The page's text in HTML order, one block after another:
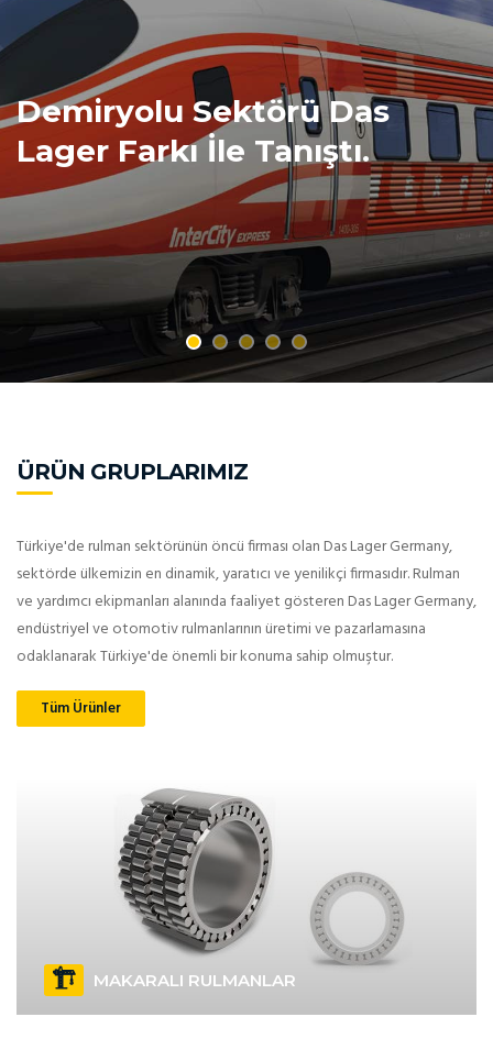
Otomotiv Sektörü Das
Lager Farkı İle Tanıştı.
ÜRÜN GRUPLARIMIZ
Türkiye'de rulman sektörünün öncü firması olan Das Lager Germany,
sektörde ülkemizin en dinamik, yaratıcı ve yenilikçi firmasıdır. Rulman
ve yardımcı ekipmanları alanında faaliyet gösteren Das Lager Germany,
endüstriyel ve otomotiv rulmanlarının üretimi ve pazarlamasına
odaklanarak Türkiye'de önemli bir konuma sahip olmuştur.
Tüm Ürünler
MAKARALI RULMANLAR